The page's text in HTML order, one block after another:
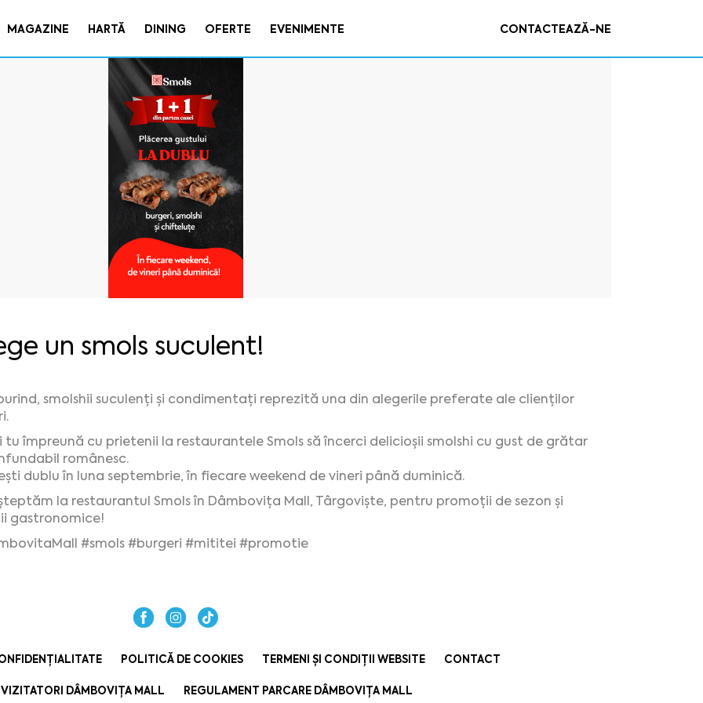
MAGAZINE HARTĂ DINING OFERTE EVENIMENTE CONTACTEAZĂ-NE
un smols suculent!
smolshii suculenți și condimentați reprezită una din alegerile preferate ale clienților
tu împreună cu prietenii la restaurantele Smols să încerci delicioșii smolshi cu gust de grătar
românesc.
dublu în luna septembrie, în fiecare weekend de vineri până duminică.
la restaurantul Smols în Dâmbovița Mall, Târgoviște, pentru promoții de sezon și
gastronomice!
#smols #burgeri #mititei #promotie
POLITICĂ DE COOKIES TERMENI ȘI CONDIȚII WEBSITE CONTACT
DÂMBOVIȚA MALL REGULAMENT PARCARE DÂMBOVIȚA MALL